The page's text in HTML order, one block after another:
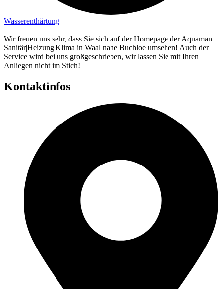
Wasserenthärtung
Wir freuen uns sehr, dass Sie sich auf der Homepage der Aquaman
Sanitär|Heizung|Klima in Waal nahe Buchloe umsehen! Auch der
Service wird bei uns großgeschrieben, wir lassen Sie mit Ihren
Anliegen nicht im Stich!
Kontaktinfos